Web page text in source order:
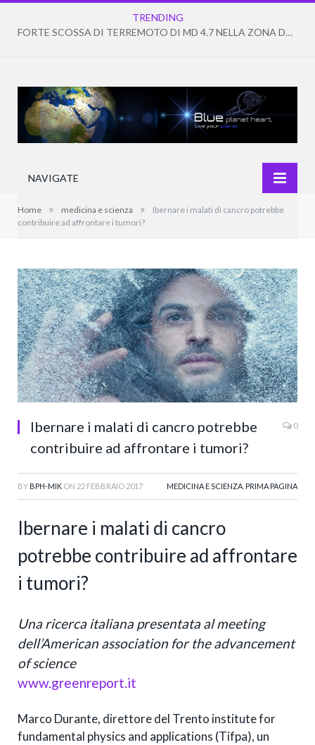
TRENDING
FORTE SCOSSA DI TERREMOTO DI MD 4.7 NELLA ZONA DEI CAMPI FLEGREI
NAVIGATE
Home » medicina e scienza »
Ibernare i malati di cancro potrebbe
contribuire ad affrontare i tumori?
Ibernare i malati di cancro potrebbe
contribuire ad affrontare i tumori?
0
BY BPH-MIK ON 22 FEBBRAIO 2017 MEDICINA E SCIENZA PRIMA PAGINA
Ibernare i malati di cancro
potrebbe contribuire ad affrontare
i tumori?
Una ricerca italiana presentata al meeting
dell’American association for the advancement
of science
www.greenreport.it
Marco Durante, direttore del Trento institute for
fundamental physics and applications (Tifpa), un